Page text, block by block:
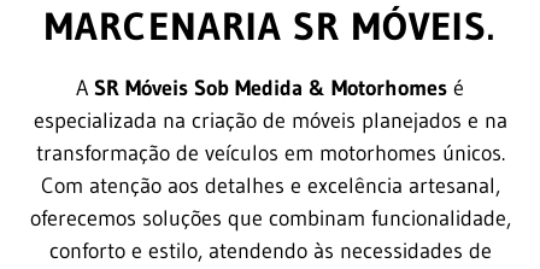
MARCENARIA SR MÓVEIS.
A SR Móveis Sob Medida & Motorhomes é
especializada na criação de móveis planejados e na
transformação de veículos em motorhomes únicos.
Com atenção aos detalhes e excelência artesanal,
oferecemos soluções que combinam funcionalidade,
conforto e estilo, atendendo às necessidades de